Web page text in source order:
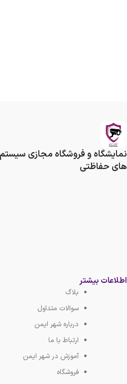
نمایشگاه و فروشگاه مجازی سیستم
های حفاظتی
اطلاعات بیشتر
بلاگ
سوالات متداول
درباره شهر ایمن
ارتباط با ما
آموزش در شهر ایمن
فروشگاه